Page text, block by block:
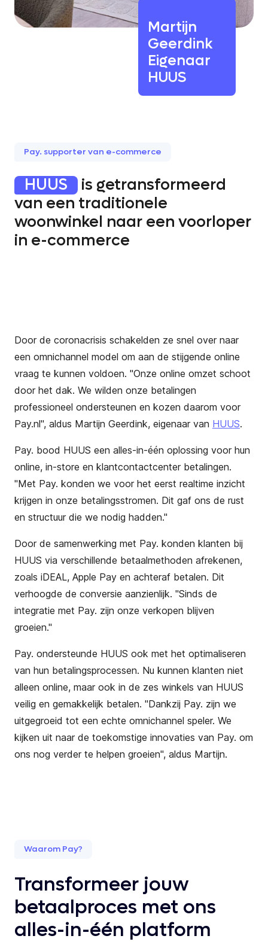
Martijn
Geerdink
Eigenaar
HUUS
Pay. supporter van e-commerce
HUUS
is getransformeerd
van een traditionele
woonwinkel naar een voorloper
in e-commerce
Door de coronacrisis schakelden ze snel over naar
een omnichannel model om aan de stijgende online
vraag te kunnen voldoen. "Onze online omzet schoot
door het dak. We wilden onze betalingen
professioneel ondersteunen en kozen daarom voor
Pay.nl", aldus Martijn Geerdink, eigenaar van HUUS.
Pay. bood HUUS een alles-in-één oplossing voor hun
online, in-store en klantcontactcenter betalingen.
"Met Pay. konden we voor het eerst realtime inzicht
krijgen in onze betalingsstromen. Dit gaf ons de rust
en structuur die we nodig hadden."
Door de samenwerking met Pay. konden klanten bij
HUUS via verschillende betaalmethoden afrekenen,
zoals iDEAL, Apple Pay en achteraf betalen. Dit
verhoogde de conversie aanzienlijk. "Sinds de
integratie met Pay. zijn onze verkopen blijven
groeien."
Pay. ondersteunde HUUS ook met het optimaliseren
van hun betalingsprocessen. Nu kunnen klanten niet
alleen online, maar ook in de zes winkels van HUUS
veilig en gemakkelijk betalen. "Dankzij Pay. zijn we
uitgegroeid tot een echte omnichannel speler. We
kijken uit naar de toekomstige innovaties van Pay. om
ons nog verder te helpen groeien", aldus Martijn.
Waarom Pay?
Transformeer jouw
betaalproces met ons
alles-in-één platform